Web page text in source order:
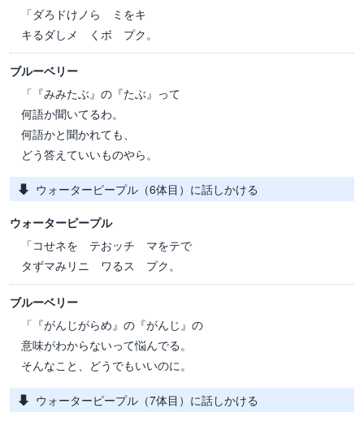
「ダろドけノら ミをキ
キるダしメ くボ プク。
ブルーベリー
「『みみたぶ』の『たぶ』って
何語か聞いてるわ。
何語かと聞かれても、
どう答えていいものやら。
ウォーターピープル（6体目）に話しかける
ウォーターピープル
「コせネを テおッチ マをテで
タずマみリニ ワるス プク。
ブルーベリー
「『がんじがらめ』の『がんじ』の
意味がわからないって悩んでる。
そんなこと、どうでもいいのに。
ウォーターピープル（7体目）に話しかける